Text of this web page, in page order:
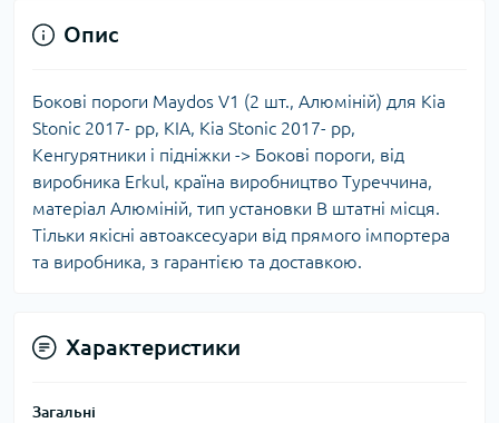
Опис
Бокові пороги Maydos V1 (2 шт., Алюміній) для Kia
Stonic 2017- рр, KIA, Kia Stonic 2017- рр,
Кенгурятники і підніжки -> Бокові пороги, від
виробника Erkul, країна виробництво Туреччина,
матеріал Алюміній, тип установки В штатні місця.
Тільки якісні автоаксесуари від прямого імпортера
та виробника, з гарантією та доставкою.
Характеристики
Загальні